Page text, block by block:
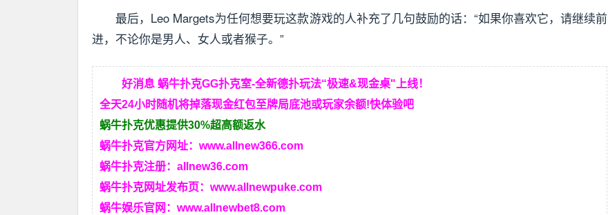
最后，Leo Margets为任何想要玩这款游戏的人补充了几句鼓励的话：“如果你喜欢它，请继续前
进，不论你是男人、女人或者猴子。”
好消息 蜗牛扑克GG扑克室-全新德扑玩法“极速&现金桌"上线！
全天24小时随机将掉落现金红包至牌局底池或玩家余额!快体验吧
蜗牛扑克优惠提供30%超高额返水
蜗牛扑克官方网址： www.allnew366.com
蜗牛扑克注册： allnew36.com
蜗牛扑克网址发布页： www.allnewpuke.com
蜗牛娱乐官网： www.allnewbet8.com